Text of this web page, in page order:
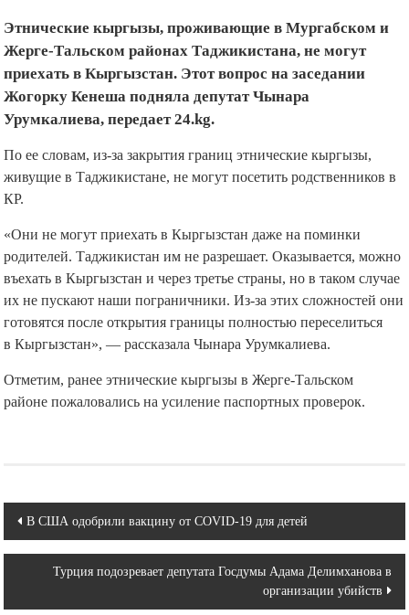
Этнические кыргызы, проживающие в Мургабском и
Жерге-Тальском районах Таджикистана, не могут
приехать в Кыргызстан. Этот вопрос на заседании
Жогорку Кенеша подняла депутат Чынара
Урумкалиева, передает 24.kg.
По ее словам, из-за закрытия границ этнические кыргызы,
живущие в Таджикистане, не могут посетить родственников в
КР.
«Они не могут приехать в Кыргызстан даже на поминки
родителей. Таджикистан им не разрешает. Оказывается, можно
въехать в Кыргызстан и через третье страны, но в таком случае
их не пускают наши пограничники. Из-за этих сложностей они
готовятся после открытия границы полностью переселиться
в Кыргызстан», — рассказала Чынара Урумкалиева.
Отметим, ранее этнические кыргызы в Жерге-Тальском
районе пожаловались на усиление паспортных проверок.
Навигация
по
записям
В США одобрили вакцину от COVID-19 для детей
Турция подозревает депутата Госдумы Адама Делимханова в
организации убийств